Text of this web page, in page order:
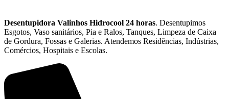
Desentupidora Valinhos Hidrocool 24 horas. Desentupimos
Esgotos, Vaso sanitários, Pia e Ralos, Tanques, Limpeza de Caixa
de Gordura, Fossas e Galerias. Atendemos Residências, Indústrias,
Comércios, Hospitais e Escolas.